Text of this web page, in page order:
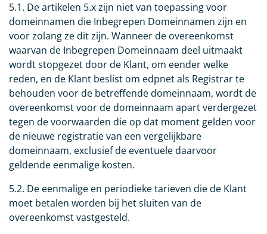
5.1. De artikelen 5.x zijn niet van toepassing voor
domeinnamen die Inbegrepen Domeinnamen zijn en
voor zolang ze dit zijn. Wanneer de overeenkomst
waarvan de Inbegrepen Domeinnaam deel uitmaakt
wordt stopgezet door de Klant, om eender welke
reden, en de Klant beslist om edpnet als Registrar te
behouden voor de betreffende domeinnaam, wordt de
overeenkomst voor de domeinnaam apart verdergezet
tegen de voorwaarden die op dat moment gelden voor
de nieuwe registratie van een vergelijkbare
domeinnaam, exclusief de eventuele daarvoor
geldende eenmalige kosten.
5.2. De eenmalige en periodieke tarieven die de Klant
moet betalen worden bij het sluiten van de
overeenkomst vastgesteld.